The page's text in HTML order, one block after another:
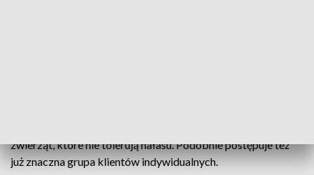
zwierząt, które nie tolerują hałasu. Podobnie postępuje też
już znaczna grupa klientów indywidualnych.